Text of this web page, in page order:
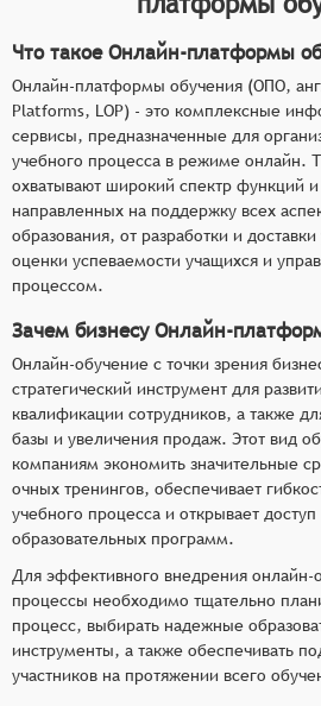
Что такое Онлайн-платформы
Онлайн-платформы обучения (ОПО,
Platforms, LOP) - это комплексные
сервисы, предназначенные для
учебного процесса в режиме онлайн.
охватывают широкий спектр функций
направленных на поддержку всех
образования, от разработки и
оценки успеваемости учащихся и
процессом.
Зачем бизнесу Онлайн-
Онлайн-обучение с точки зрения
стратегический инструмент для
квалификации сотрудников, а также
базы и увеличения продаж. Этот вид
компаниям экономить значительные
очных тренингов, обеспечивает
учебного процесса и открывает
образовательных программ.
Для эффективного внедрения онлайн-
процессы необходимо тщательно
процесс, выбирать надежные
инструменты, а также обеспечивать
участников на протяжении всего